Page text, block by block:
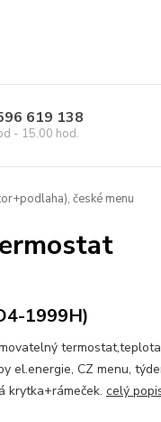
619 138
- 15.00 hod.
české menu
1999H)
el.energie, CZ menu,
krytka+rámeček. celý